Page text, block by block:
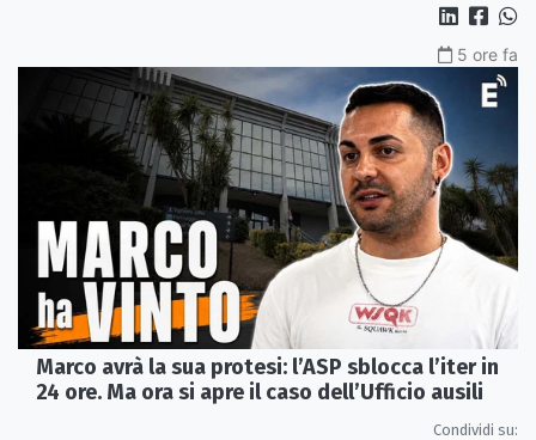
5 ore fa
Marco avrà la sua protesi: l’ASP sblocca l’iter in
24 ore. Ma ora si apre il caso dell’Ufficio ausili
Condividi su: